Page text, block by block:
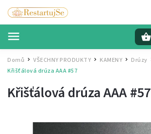
Domů / VŠECHNY PRODUKTY / KAMENY / Drúzy
Křišťálová drúza AAA #57
Křišťálová drúza AAA #57